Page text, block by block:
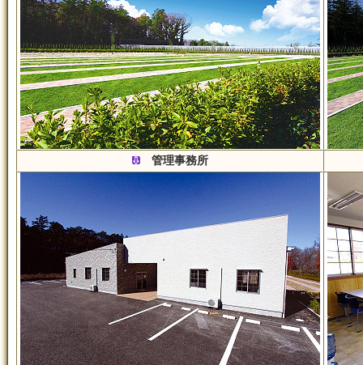
管理事務所